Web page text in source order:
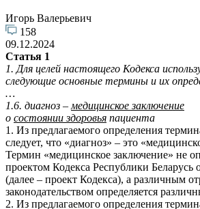
Игорь Валерьевич
158
09.12.2024
Статья 1
1. Для целей настоящего Кодекса
следующие основные термины и их
…
1.6. диагноз – медицинское заключение
о состоянии здоровья пациента
1. Из предлагаемого определения
следует, что «диагноз» – это
Термин «медицинское заключение» не
проектом Кодекса Республики Беларусь
(далее – проект Кодекса), а различным
законодательством определяется
2. Из предлагаемого определения